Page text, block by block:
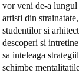
vor veni de-a
artisti din
studentilor si
descoperi si
sa inteleaga
schimbe